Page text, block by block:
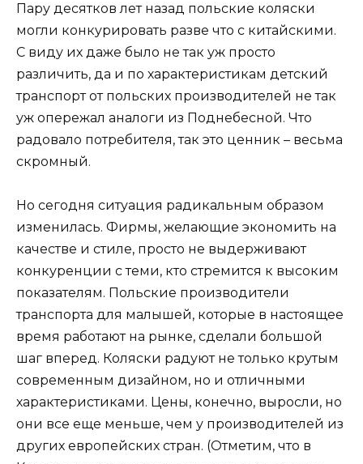
Пару десятков лет назад польские коляски
могли конкурировать разве что с китайскими.
С виду их даже было не так уж просто
различить, да и по характеристикам детский
транспорт от польских производителей не так
уж опережал аналоги из Поднебесной. Что
радовало потребителя, так это ценник – весьма
скромный.
Но сегодня ситуация радикальным образом
изменилась. Фирмы, желающие экономить на
качестве и стиле, просто не выдерживают
конкуренции с теми, кто стремится к высоким
показателям. Польские производители
транспорта для малышей, которые в настоящее
время работают на рынке, сделали большой
шаг вперед. Коляски радуют не только крутым
современным дизайном, но и отличными
характеристиками. Цены, конечно, выросли, но
они все еще меньше, чем у производителей из
других европейских стран. (Отметим, что в